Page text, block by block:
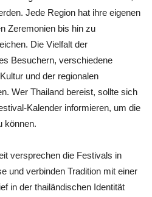
Jede Region hat ihre eigenen
Zeremonien bis hin zu
Die Vielfalt der
Besuchern, verschiedene
und der regionalen
Wer Thailand bereist, sollte sich
Kalender informieren, um die
können.
versprechen die Festivals in
und verbinden Tradition mit einer
in der thailändischen Identität